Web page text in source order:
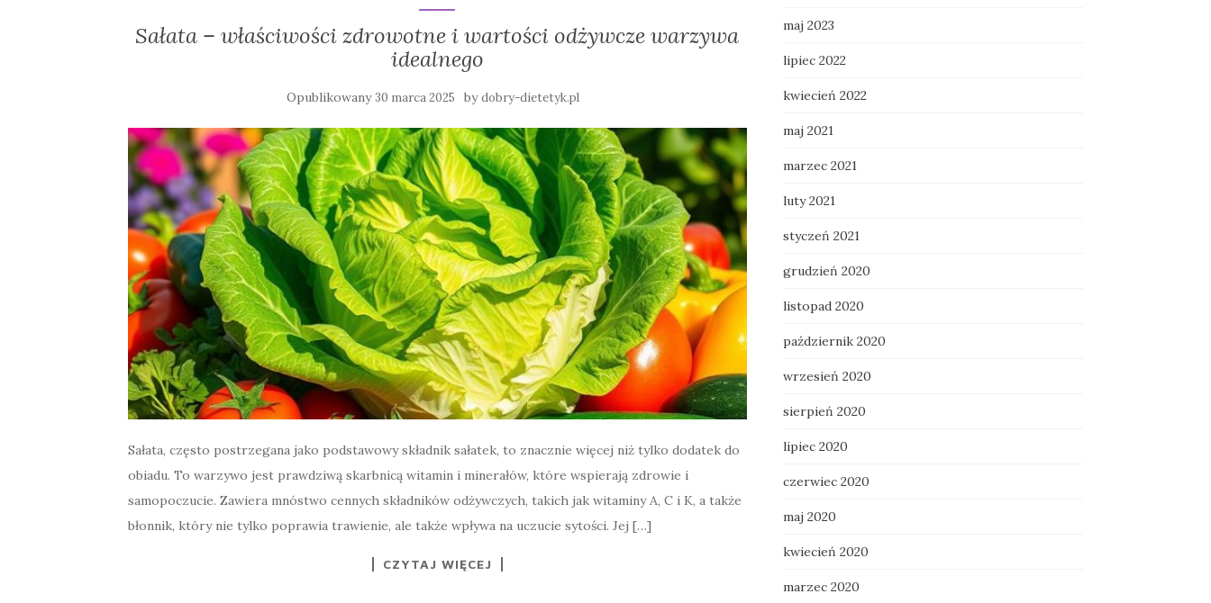
Sałata – właściwości zdrowotne i wartości odżywcze warzywa
idealnego
Opublikowany 30 marca 2025 bydobry-dietetyk.pl
Sałata, często postrzegana jako podstawowy składnik sałatek, to znacznie więcej niż tylko dodatek do
obiadu. To warzywo jest prawdziwą skarbnicą witamin i minerałów, które wspierają zdrowie i
samopoczucie. Zawiera mnóstwo cennych składników odżywczych, takich jak witaminy A, C i K, a także
błonnik, który nie tylko poprawia trawienie, ale także wpływa na uczucie sytości. Jej […]
CZYTAJ WIĘCEJ
maj 2023
lipiec 2022
kwiecień 2022
maj 2021
marzec 2021
luty 2021
styczeń 2021
grudzień 2020
listopad 2020
październik 2020
wrzesień 2020
sierpień 2020
lipiec 2020
czerwiec 2020
maj 2020
kwiecień 2020
marzec 2020